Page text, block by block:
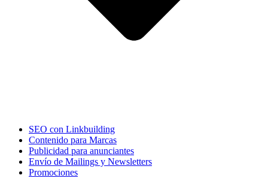
SEO con Linkbuilding
Contenido para Marcas
Publicidad para anunciantes
Envío de Mailings y Newsletters
Promociones